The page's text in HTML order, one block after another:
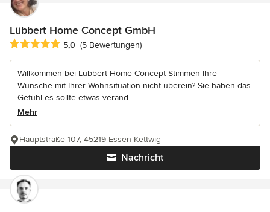
Lübbert Home Concept GmbH
Durchschnittliche Bewertung: 5 von 5 Sternen
5,0 (5 Bewertungen)
Willkommen bei Lübbert Home Concept Stimmen Ihre
Wünsche mit Ihrer Wohnsituation nicht überein? Sie haben das
Gefühl es sollte etwas veränd...
Mehr
Nachricht
Hauptstraße 107, 45219 Essen-Kettwig